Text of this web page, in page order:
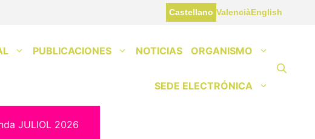
Castellano ValenciàEnglish
PUBLICACIONES NOTICIAS ORGANISMO
SEDE ELECTRÓNICA
JULIOL 2026